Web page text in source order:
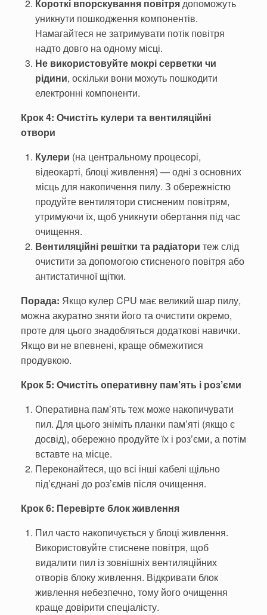
Короткі впорскування повітрядопоможуть
уникнути пошкодження компонентів.
Намагайтеся не затримувати потік повітря
надто довго на одному місці.
Не використовуйте мокрі серветки чи
рідини, оскільки вони можуть пошкодити
електронні компоненти.
Крок 4: Очистіть кулери та вентиляційні
отвори
Кулери (на центральному процесорі,
відеокарті, блоці живлення) — одні з основних
місць для накопичення пилу. З обережністю
продуйте вентилятори стисненим повітрям,
утримуючи їх, щоб уникнути обертання під час
очищення.
Вентиляційні решітки та радіатори теж слід
очистити за допомогою стисненого повітря або
антистатичної щітки.
Порада: Якщо кулер CPU має великий шар пилу,
можна акуратно зняти його та очистити окремо,
проте для цього знадобляться додаткові навички.
Якщо ви не впевнені, краще обмежитися
продувкою.
Крок 5: Очистіть оперативну пам’ять і роз’єми
Оперативна пам’ять теж може накопичувати
пил. Для цього зніміть планки пам’яті (якщо є
досвід), обережно продуйте їх і роз’єми, а потім
вставте на місце.
Переконайтеся, що всі інші кабелі щільно
під’єднані до роз’ємів після очищення.
Крок 6: Перевірте блок живлення
Пил часто накопичується у блоці живлення.
Використовуйте стиснене повітря, щоб
видалити пил із зовнішніх вентиляційних
отворів блоку живлення. Відкривати блок
живлення небезпечно, тому його очищення
краще довірити спеціалісту.